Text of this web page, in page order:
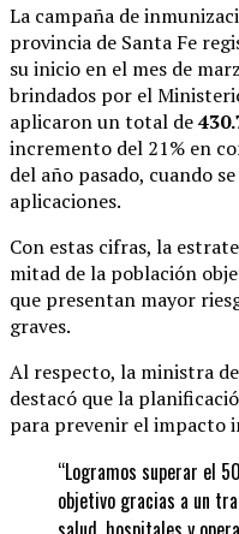
La campaña de
provincia de Santa Fe
su inicio en el mes de
brindados por el
aplicaron un total de
incremento del 21% en
del año pasado, cuando
aplicaciones.
Con estas cifras, la
mitad de la población
que presentan mayor
graves.
Al respecto, la ministra
destacó que la
para prevenir el impacto
“Logramos superar el
objetivo gracias a un